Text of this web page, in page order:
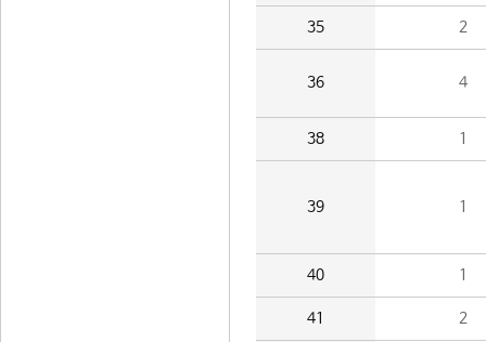
35 2
36 4
38 1
39 1
40 1
41 2